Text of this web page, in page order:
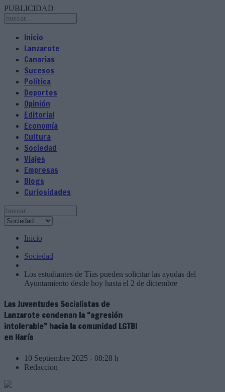
PUBLICIDAD
Inicio
Lanzarote
Canarias
Sucesos
Política
Deportes
Opinión
Editorial
Economía
Cultura
Sociedad
Viajes
Empresas
Blogs
Curiosidades
Inicio
Sociedad
Los estudiantes de Tías pueden solicitar las ayudas del
Ayuntamiento desde hoy hasta el 2 de diciembre
Las Juventudes Socialistas de
Lanzarote condenan la “agresión
intolerable” hacia la comunidad LGTBI
en Haría
10 Septiembre 2025 - 08:28 h
Redaccion